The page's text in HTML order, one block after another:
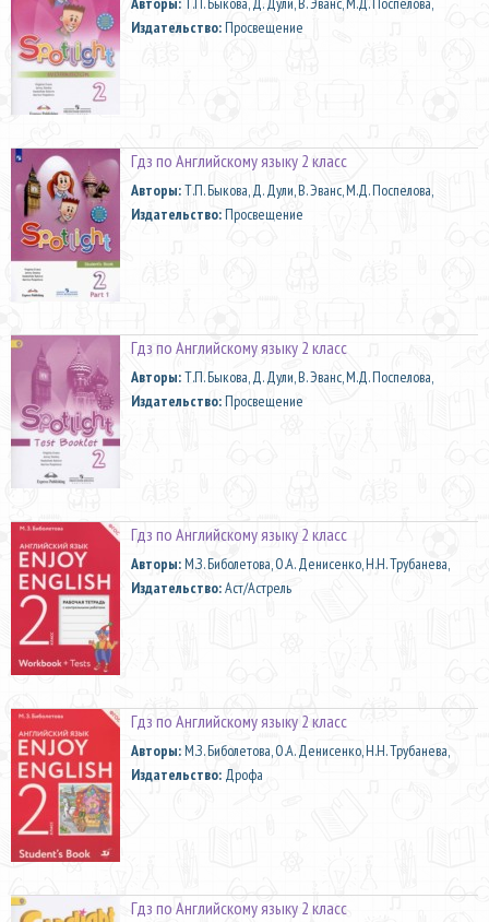
Издательство:Просвещение
Гдз по Английскому языку 2 класс
Aвторы:Т.П. Быкова, Д. Дули, В. Эванс, М.Д. Поспелова,
Издательство:Просвещение
Гдз по Английскому языку 2 класс
Aвторы:Т.П. Быкова, Д. Дули, В. Эванс, М.Д. Поспелова,
Издательство:Просвещение
Гдз по Английскому языку 2 класс
Aвторы:М.З. Биболетова, О.А. Денисенко, Н.Н. Трубанева,
Издательство:Аст/Астрель
Гдз по Английскому языку 2 класс
Aвторы: М.З. Биболетова, О.А. Денисенко, Н.Н. Трубанева,
Издательство: Дрофа
Гдз по Английскому языку 2 класс